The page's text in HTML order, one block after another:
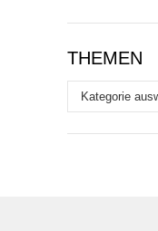
THEMEN
Themen